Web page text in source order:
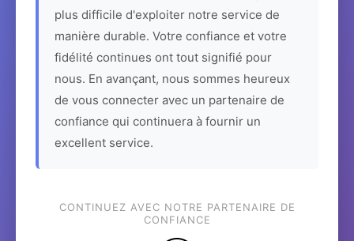
plus difficile d'exploiter notre service de
manière durable. Votre confiance et votre
fidélité continues ont tout signifié pour
nous. En avançant, nous sommes heureux
de vous connecter avec un partenaire de
confiance qui continuera à fournir un
excellent service.
CONTINUEZ AVEC NOTRE PARTENAIRE DE
CONFIANCE